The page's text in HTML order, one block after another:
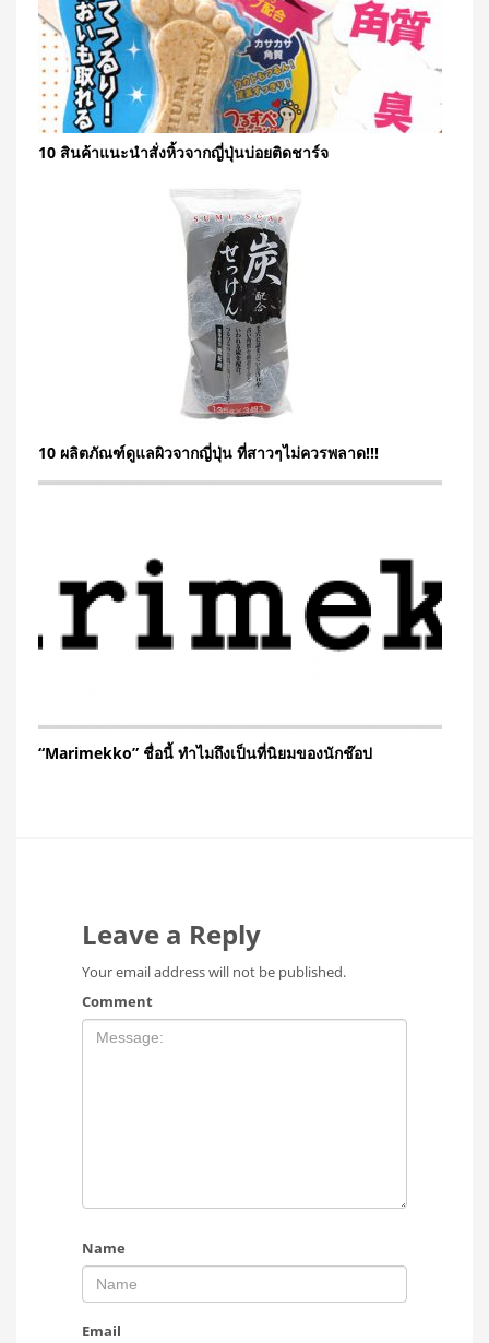
10 สินค้าแนะนำสั่งหิ้วจากญี่ปุ่นบ่อยติดชาร์จ
10 ผลิตภัณฑ์ดูแลผิวจากญี่ปุ่น ที่สาวๆไม่ควรพลาด!!!
“Marimekko” ชื่อนี้ ทำไมถึงเป็นที่นิยมของนักช๊อป
Leave a Reply
Your email address will not be published.
Comment
Name
Email